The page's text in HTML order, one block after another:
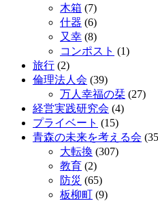
木箱 (7)
什器 (6)
又幸 (8)
コンポスト (1)
旅行 (2)
倫理法人会 (39)
万人幸福の栞 (27)
経営実践研究会 (4)
プライベート (15)
青森の未来を考える会
大転換 (307)
教育 (2)
防災 (65)
板柳町 (9)